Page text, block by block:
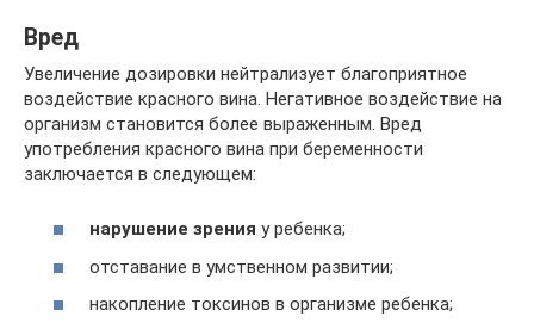
Вред
Увеличение дозировки нейтрализует благоприятное
воздействие красного вина. Негативное воздействие на
организм становится более выраженным. Вред
употребления красного вина при беременности
заключается в следующем:
нарушение зрения у ребенка;
отставание в умственном развитии;
накопление токсинов в организме ребенка;